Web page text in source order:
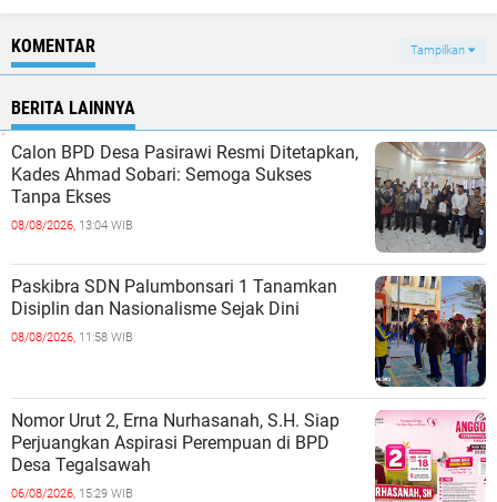
KOMENTAR Tampilkan
BERITA LAINNYA
Calon BPD Desa Pasirawi Resmi Ditetapkan,
Kades Ahmad Sobari: Semoga Sukses
Tanpa Ekses
08/08/2026, 13:04 WIB
Paskibra SDN Palumbonsari 1 Tanamkan
Disiplin dan Nasionalisme Sejak Dini
08/08/2026, 11:58 WIB
Nomor Urut 2, Erna Nurhasanah, S.H. Siap
Perjuangkan Aspirasi Perempuan di BPD
Desa Tegalsawah
06/08/2026, 15:29 WIB